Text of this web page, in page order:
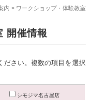
内 > ワークショップ・体験教室
開催情報
ださい。複数の項目を選択
シモジマ名古屋店